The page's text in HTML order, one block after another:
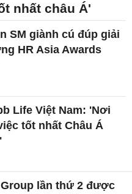
nhất châu Á'
SM giành cú đúp giải
HR Asia Awards
Life Việt Nam: 'Nơi
tốt nhất Châu Á
lần thứ 2 được